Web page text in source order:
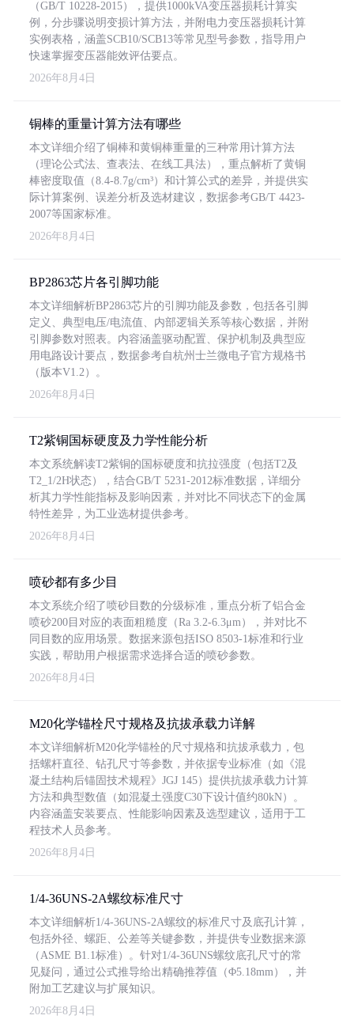
（GB/T 10228-2015），提供1000kVA变压器损耗计算实
例，分步骤说明变损计算方法，并附电力变压器损耗计算
实例表格，涵盖SCB10/SCB13等常见型号参数，指导用户
快速掌握变压器能效评估要点。
2026年8月4日
铜棒的重量计算方法有哪些
本文详细介绍了铜棒和黄铜棒重量的三种常用计算方法
（理论公式法、查表法、在线工具法），重点解析了黄铜
棒密度取值（8.4-8.7g/cm³）和计算公式的差异，并提供实
际计算案例、误差分析及选材建议，数据参考GB/T 4423-
2007等国家标准。
2026年8月4日
BP2863芯片各引脚功能
本文详细解析BP2863芯片的引脚功能及参数，包括各引脚
定义、典型电压/电流值、内部逻辑关系等核心数据，并附
引脚参数对照表。内容涵盖驱动配置、保护机制及典型应
用电路设计要点，数据参考自杭州士兰微电子官方规格书
（版本V1.2）。
2026年8月4日
T2紫铜国标硬度及力学性能分析
本文系统解读T2紫铜的国标硬度和抗拉强度（包括T2及
T2_1/2H状态），结合GB/T 5231-2012标准数据，详细分
析其力学性能指标及影响因素，并对比不同状态下的金属
特性差异，为工业选材提供参考。
2026年8月4日
喷砂都有多少目
本文系统介绍了喷砂目数的分级标准，重点分析了铝合金
喷砂200目对应的表面粗糙度（Ra 3.2-6.3μm），并对比不
同目数的应用场景。数据来源包括ISO 8503-1标准和行业
实践，帮助用户根据需求选择合适的喷砂参数。
2026年8月4日
M20化学锚栓尺寸规格及抗拔承载力详解
本文详细解析M20化学锚栓的尺寸规格和抗拔承载力，包
括螺杆直径、钻孔尺寸等参数，并依据专业标准（如《混
凝土结构后锚固技术规程》JGJ 145）提供抗拔承载力计算
方法和典型数值（如混凝土强度C30下设计值约80kN）。
内容涵盖安装要点、性能影响因素及选型建议，适用于工
程技术人员参考。
2026年8月4日
1/4-36UNS-2A螺纹标准尺寸
本文详细解析1/4-36UNS-2A螺纹的标准尺寸及底孔计算，
包括外径、螺距、公差等关键参数，并提供专业数据来源
（ASME B1.1标准）。针对1/4-36UNS螺纹底孔尺寸的常
见疑问，通过公式推导给出精确推荐值（Φ5.18mm），并
附加工艺建议与扩展知识。
2026年8月4日